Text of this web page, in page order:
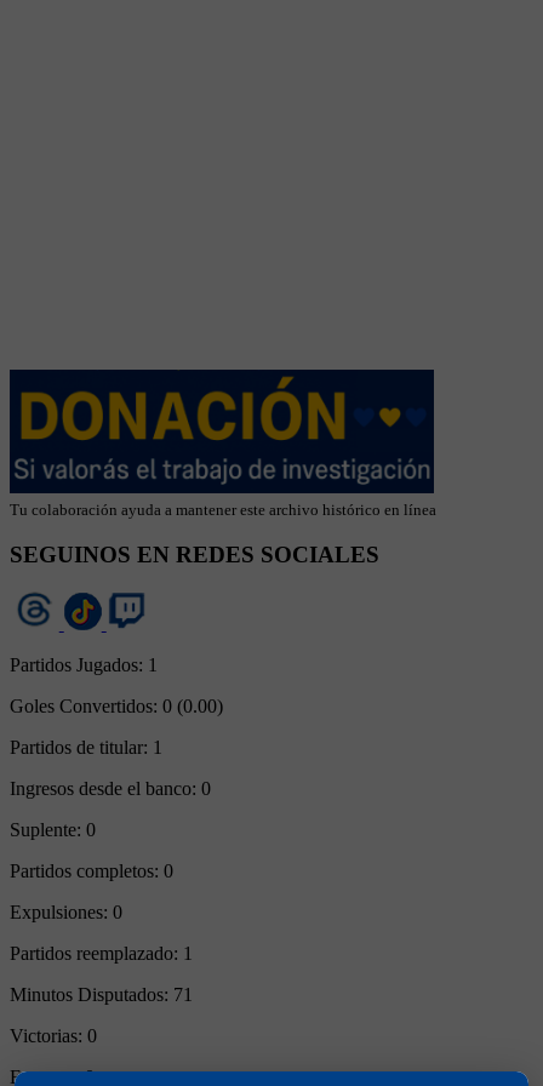
Tu colaboración ayuda a mantener este archivo histórico en línea
SEGUINOS EN REDES SOCIALES
Partidos Jugados: 1
Goles Convertidos: 0 (0.00)
Partidos de titular: 1
Ingresos desde el banco: 0
Suplente: 0
Partidos completos: 0
Expulsiones: 0
Partidos reemplazado: 1
Minutos Disputados: 71
Victorias: 0
Empates:0